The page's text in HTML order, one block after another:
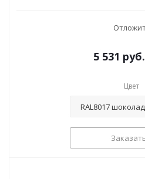
5 531 руб.
Цвет